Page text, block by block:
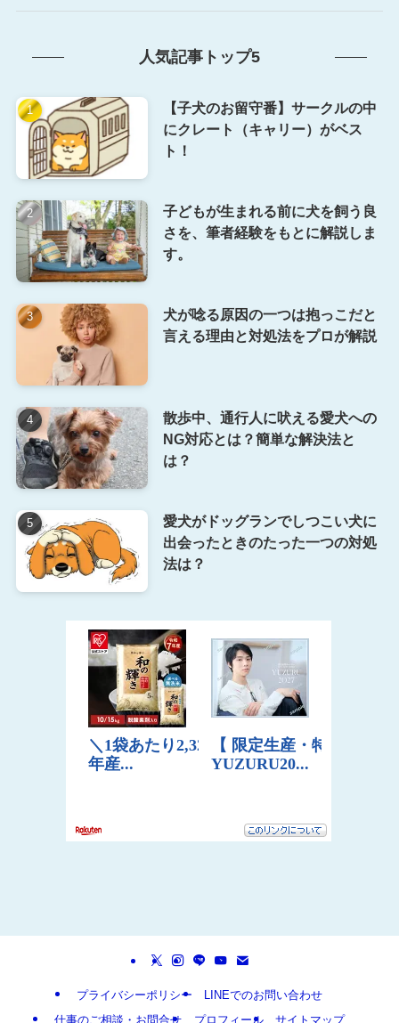
人気記事トップ5
【子犬のお留守番】サークルの中
にクレート（キャリー）がベス
ト！
子どもが生まれる前に犬を飼う良
さを、筆者経験をもとに解説しま
す。
犬が唸る原因の一つは抱っこだと
言える理由と対処法をプロが解説
散歩中、通行人に吠える愛犬への
NG対応とは？簡単な解決法と
は？
愛犬がドッグランでしつこい犬に
出会ったときのたった一つの対処
法は？
プライバシーポリシー
LINEでのお問い合わせ
仕事のご相談・お問合せ
プロフィール サイトマップ